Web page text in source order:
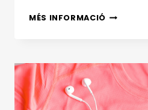
MÉS INFORMACIÓLA
DE
CLOFENT